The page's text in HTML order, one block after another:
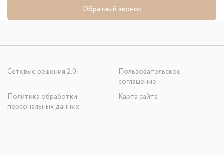
Обратный звонок
Сетевые решения 2.0
Пользовательское
соглашение
Политика обработки
персональных данных
Карта сайта